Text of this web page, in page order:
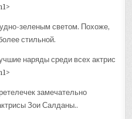
зеленым светом. Похоже,
стильной.
замечательно
Зои Салданы..